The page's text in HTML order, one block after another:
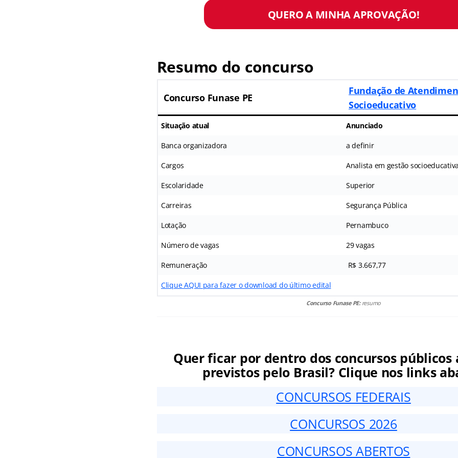
QUERO A MINHA APROVAÇÃO!
Resumo do concurso
Concurso Funase PE
Fundação de
Socioeducativo
Situação atual Anunciado
Banca organizadora a definir
Cargos Analista em gestão
Escolaridade Superior
Carreiras Segurança Pública
Lotação Pernambuco
Número de vagas 29 vagas
Remuneração R$ 3.667,77
Clique AQUI para fazer o download do último edital
Concurso Funase PE:resumo
Quer ficar por dentro dos concursos públicos
previstos pelo Brasil? Clique nos links
CONCURSOS FEDERAIS
CONCURSOS 2026
CONCURSOS ABERTOS